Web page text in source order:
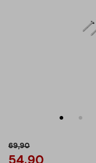
69,90
54,90